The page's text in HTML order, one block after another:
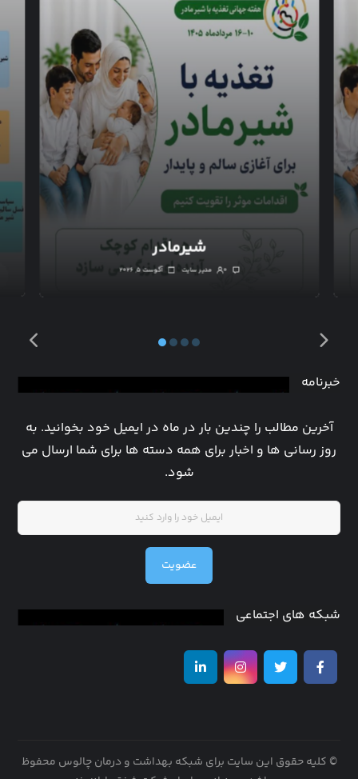
شیرمادر
آگوست ۵, ۲۰۲۶ مدیر سایت ۰
خبرنامه
آخرین مطالب را چندین بار در ماه در ایمیل خود بخوانید. به
روز رسانی ها و اخبار برای همه دسته ها برای شما ارسال می
شود.
عضویت
شبکه های اجتماعی
© کلیه حقوق این سایت برای شبکه بهداشت و درمان چالوس محفوظ